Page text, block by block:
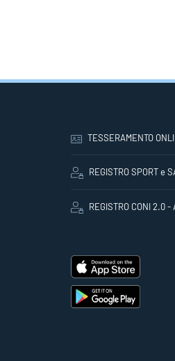
TESSERAMENTO
REGISTRO SPORT e
REGISTRO CONI 2.0 -